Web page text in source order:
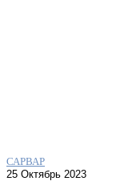
САРВАР
25 Октябрь 2023